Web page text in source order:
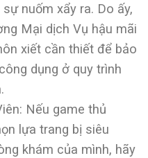
nuốm xẩy ra. Do ấy,
Mại dịch Vụ hậu mãi
xiết cần thiết để bảo
dụng ở quy trình
Nếu game thủ
lựa trang bị siêu
khám của mình, hãy